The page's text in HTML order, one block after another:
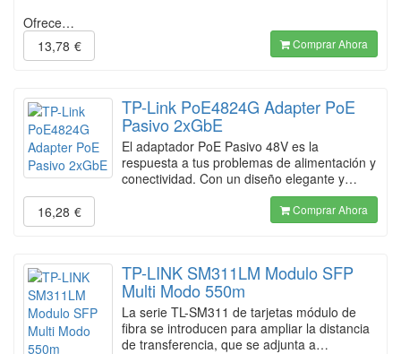
Ofrece…
13,78 € Comprar Ahora
TP-Link PoE4824G Adapter PoE
Pasivo 2xGbE
El adaptador PoE Pasivo 48V es la
respuesta a tus problemas de alimentación y
conectividad. Con un diseño elegante y…
16,28 € Comprar Ahora
TP-LINK SM311LM Modulo SFP
Multi Modo 550m
La serie TL-SM311 de tarjetas módulo de
fibra se introducen para ampliar la distancia
de transferencia, que se adjunta a…